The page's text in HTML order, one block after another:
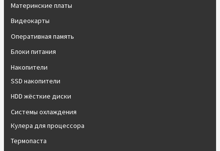
Материнские платы
Видеокарты
Оперативная память
Блоки питания
Накопители
SSD накопители
HDD жёсткие диски
Системы охлаждения
Кулера для процессора
Термопаста